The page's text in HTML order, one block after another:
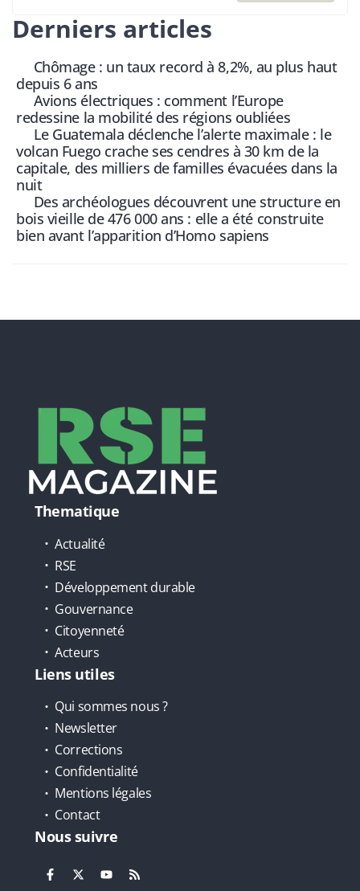
Derniers articles
Chômage : un taux record à 8,2%, au plus haut
depuis 6 ans
Avions électriques : comment l’Europe
redessine la mobilité des régions oubliées
Le Guatemala déclenche l’alerte maximale : le
volcan Fuego crache ses cendres à 30 km de la
capitale, des milliers de familles évacuées dans la
nuit
Des archéologues découvrent une structure en
bois vieille de 476 000 ans : elle a été construite
bien avant l’apparition d’Homo sapiens
Thematique
Actualité
RSE
Développement durable
Gouvernance
Citoyenneté
Acteurs
Liens utiles
Qui sommes nous ?
Newsletter
Corrections
Confidentialité
Mentions légales
Contact
Nous suivre